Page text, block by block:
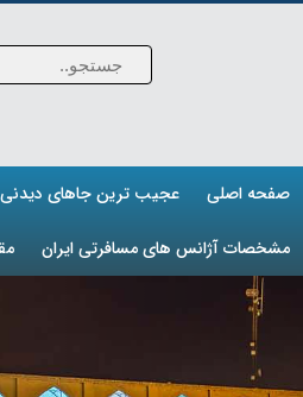
صفحه اصلی عجیب ترین جاهای دیدنی
مشخصات آژانس های مسافرتی ایران